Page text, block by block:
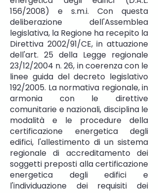
156/2008) e s.m.i. Con questa
deliberazione dell'Assemblea
legislativa, la Regione ha recepito la
Direttiva 2002/91/CE, in attuazione
dell'art. 25 della Legge regionale
23/12/2004 n. 26, in coerenza con le
linee guida del decreto legislativo
192/2005. La normativa regionale, in
armonia con le direttive
comunitarie e nazionali, disciplina le
modalità e le procedure della
certificazione energetica degli
edifici, l'allestimento di un sistema
regionale di accreditamento dei
soggetti preposti alla certificazione
energetica degli edifici e
l'individuazione dei requisiti dei